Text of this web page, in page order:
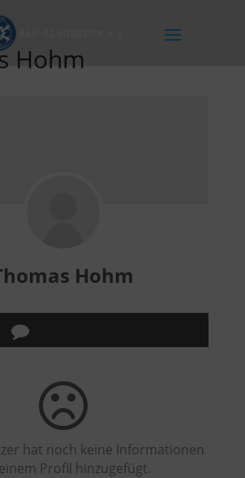
Hohm
Hohm
hat noch keine Informationen
Profil hinzugefügt.